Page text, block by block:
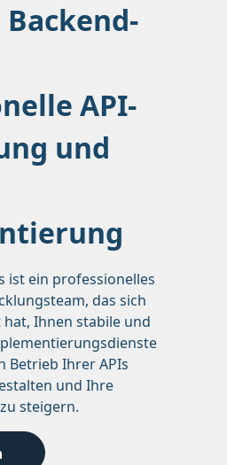
API-
und
ist ein professionelles
das sich
Ihnen stabile und
Betrieb Ihrer APIs
und Ihre
steigern.